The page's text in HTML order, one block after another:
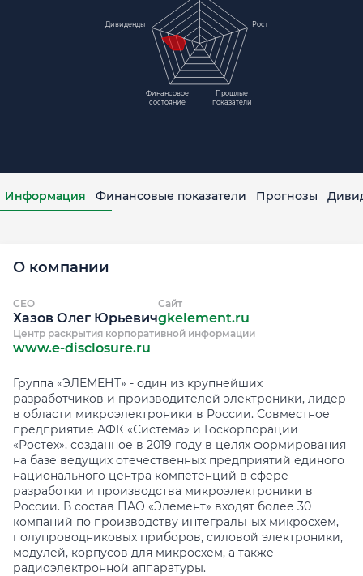
Рост
Прошлые
показатели
Финансовое
состояние
Дивиденды
Информация Финансовые показатели Прогнозы
О компании
CEO
Хазов Олег Юрьевич
Сайт
gkelement.ru
Центр раскрытия корпоративной информации
www.e-disclosure.ru
Группа «ЭЛЕМЕНТ» - один из крупнейших
разработчиков и производителей электроники, лидер
в области микроэлектроники в России. Совместное
предприятие АФК «Система» и Госкорпорации
«Ростех», созданное в 2019 году в целях формирования
на базе ведущих отечественных предприятий единого
национального центра компетенций в сфере
разработки и производства микроэлектроники в
России. В состав ПАО «Элемент» входят более 30
компаний по производству интегральных микросхем,
полупроводниковых приборов, силовой электроники,
модулей, корпусов для микросхем, а также
радиоэлектронной аппаратуры.